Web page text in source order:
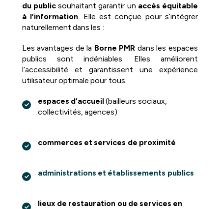
du public souhaitant garantir un accès équitable
à l’information. Elle est conçue pour s’intégrer
naturellement dans les :
Les avantages de la Borne PMR dans les espaces
publics sont indéniables. Elles améliorent
l’accessibilité et garantissent une expérience
utilisateur optimale pour tous.
espaces d’accueil(bailleurs sociaux,
collectivités, agences)
commerces et services de proximité
administrations et établissements publics
lieux de restauration ou de services en